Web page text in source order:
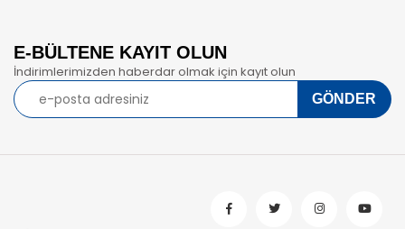
E-BÜLTENE KAYIT OLUN
İndirimlerimizden haberdar olmak için kayıt olun